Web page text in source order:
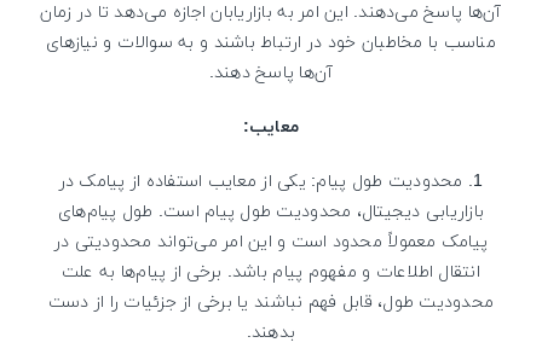
آن‌ها پاسخ می‌دهند. این امر به بازاریابان اجازه می‌دهد تا در زمان
مناسب با مخاطبان خود در ارتباط باشند و به سوالات و نیازهای
آن‌ها پاسخ دهند.
معایب:
1. محدودیت طول پیام: یکی از معایب استفاده از پیامک در
بازاریابی دیجیتال، محدودیت طول پیام است. طول پیام‌های
پیامک معمولاً محدود است و این امر می‌تواند محدودیتی در
انتقال اطلاعات و مفهوم پیام باشد. برخی از پیام‌ها به علت
محدودیت طول، قابل فهم نباشند یا برخی از جزئیات را از دست
بدهند.